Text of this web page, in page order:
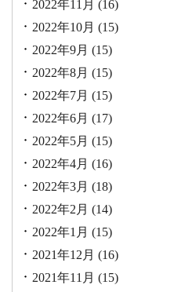
2022年11月 (16)
2022年10月 (15)
2022年9月 (15)
2022年8月 (15)
2022年7月 (15)
2022年6月 (17)
2022年5月 (15)
2022年4月 (16)
2022年3月 (18)
2022年2月 (14)
2022年1月 (15)
2021年12月 (16)
2021年11月 (15)